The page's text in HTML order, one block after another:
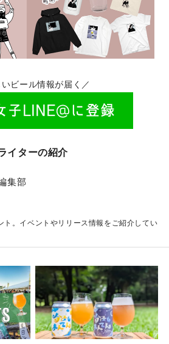
いビール情報が届く／
イターの紹介
集部
ト。イベントやリリース情報をご紹介してい